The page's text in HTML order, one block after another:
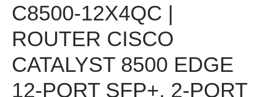
C8500-12X4QC |
ROUTER CISCO
CATALYST 8500 EDGE
12-PORT SFP+, 2-PORT